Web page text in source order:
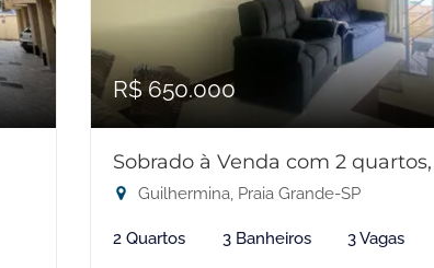
R$ 650.000
Sobrado à Venda com 2 quartos,
Guilhermina, Praia Grande-SP
2 Quartos 3 Banheiros 3 Vagas